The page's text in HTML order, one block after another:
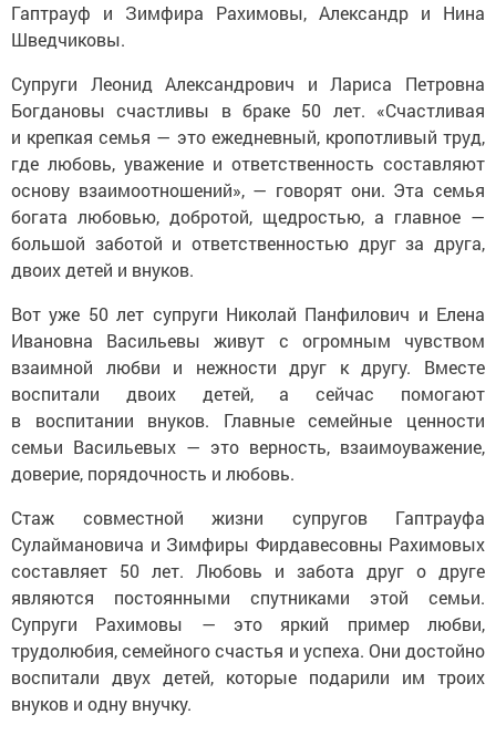
Гаптрауф и Зимфира Рахимовы, Александр и Нина
Шведчиковы.
Супруги Леонид Александрович и Лариса Петровна
Богдановы счастливы в браке 50 лет. «Счастливая
и крепкая семья — это ежедневный, кропотливый труд,
где любовь, уважение и ответственность составляют
основу взаимоотношений», — говорят они. Эта семья
богата любовью, добротой, щедростью, а главное —
большой заботой и ответственностью друг за друга,
двоих детей и внуков.
Вот уже 50 лет супруги Николай Панфилович и Елена
Ивановна Васильевы живут с огромным чувством
взаимной любви и нежности друг к другу. Вместе
воспитали двоих детей, а сейчас помогают
в воспитании внуков. Главные семейные ценности
семьи Васильевых — это верность, взаимоуважение,
доверие, порядочность и любовь.
Стаж совместной жизни супругов Гаптрауфа
Сулаймановича и Зимфиры Фирдавесовны Рахимовых
составляет 50 лет. Любовь и забота друг о друге
являются постоянными спутниками этой семьи.
Супруги Рахимовы — это яркий пример любви,
трудолюбия, семейного счастья и успеха. Они достойно
воспитали двух детей, которые подарили им троих
внуков и одну внучку.